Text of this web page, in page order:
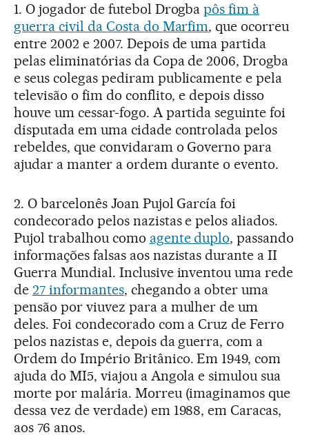
1. O jogador de futebol Drogbapôs fim à
guerra civil da Costa do Marfim, que ocorreu
entre 2002 e 2007. Depois de uma partida
pelas eliminatórias da Copa de 2006, Drogba
e seus colegas pediram publicamente e pela
televisão o fim do conflito, e depois disso
houve um cessar-fogo. A partida seguinte foi
disputada em uma cidade controlada pelos
rebeldes, que convidaram o Governo para
ajudar a manter a ordem durante o evento.
2. O barcelonês Joan Pujol García foi
condecorado pelos nazistas e pelos aliados.
Pujol trabalhou como agente duplo, passando
informações falsas aos nazistas durante a II
Guerra Mundial. Inclusive inventou uma rede
de 27 informantes, chegando a obter uma
pensão por viuvez para a mulher de um
deles. Foi condecorado com a Cruz de Ferro
pelos nazistas e, depois da guerra, com a
Ordem do Império Britânico. Em 1949, com
ajuda do MI5, viajou a Angola e simulou sua
morte por malária. Morreu (imaginamos que
dessa vez de verdade) em 1988, em Caracas,
aos 76 anos.